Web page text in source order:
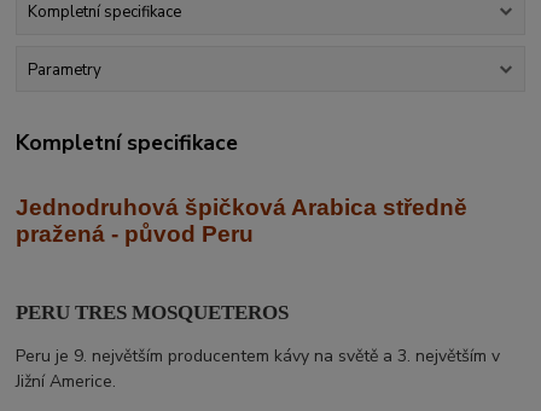
Kompletní specifikace
Parametry
Kompletní specifikace
Jednodruhová špičková Arabica středně
pražená - původ Peru
PERU TRES MOSQUETEROS
Peru je 9. největším producentem kávy na světě a 3. největším v
Jižní Americe.